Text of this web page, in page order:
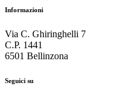
Informazioni
Via C. Ghiringhelli 7
C.P. 1441
6501 Bellinzona
Seguici su